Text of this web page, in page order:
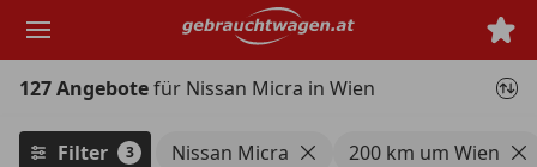
Hauptinhalt
127 Angebotefür Nissan Micra in Wien
Filter 3 Nissan Micra 200 km um Wien